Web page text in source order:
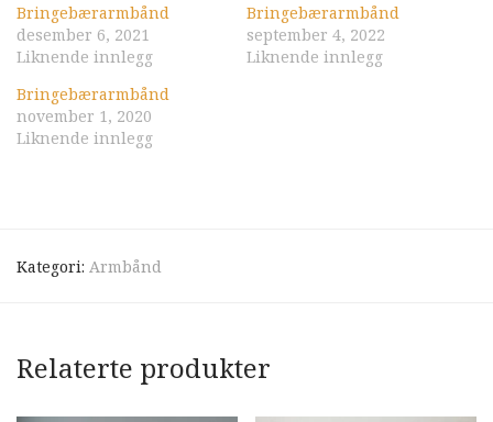
Bringebærarmbånd
desember 6, 2021
Liknende innlegg
Bringebærarmbånd
september 4, 2022
Liknende innlegg
Bringebærarmbånd
november 1, 2020
Liknende innlegg
Kategori: Armbånd
Relaterte produkter